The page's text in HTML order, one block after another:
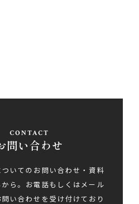
問い合わせ
いてのお問い合わせ・資料
ら。お電話もしくはメール
い合わせを受け付けており